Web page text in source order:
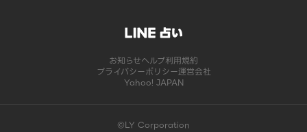
お知らせヘルプ利用規約
プライバシーポリシー運営会社
Yahoo! JAPAN
©LY Corporation